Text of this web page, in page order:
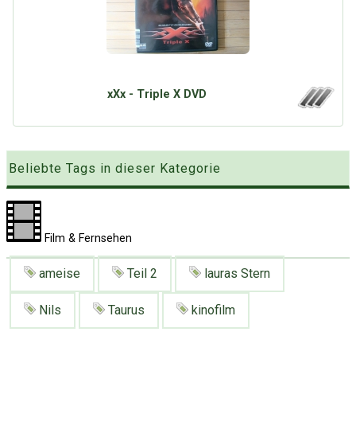
Tagwolke
xXx - Triple X DVD
Beliebte Tags in dieser Kategorie
Film & Fernsehen
ameise Teil 2 lauras Stern
Nils Taurus kinofilm